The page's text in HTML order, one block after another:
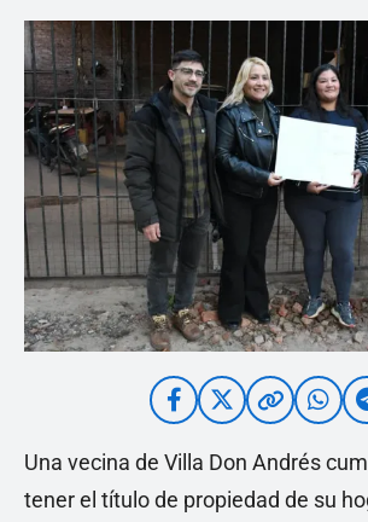
Una vecina de Villa Don Andrés
tener el título de propiedad de su